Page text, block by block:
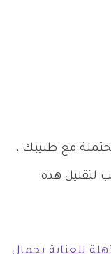
مع طبيبك ،
لتقليل هذه
للعناية بجمال